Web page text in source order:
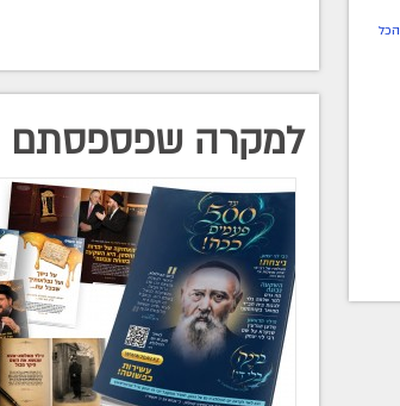
הכל
למקרה שפספסתם